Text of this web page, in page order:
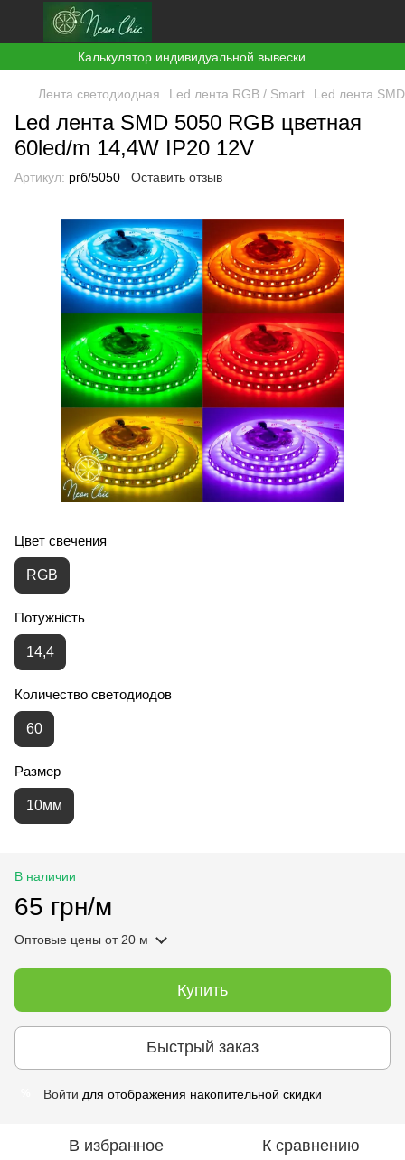
Калькулятор индивидуальной вывески
Лента светодиодная Led лента RGB / Smart Led лента
Led лента SMD 5050 RGB цветная
60led/m 14,4W IP20 12V
Артикул: ргб/5050 Оставить отзыв
Цвет свечения
RGB
Потужність
14,4
Количество светодиодов
60
Размер
10мм
В наличии
65 грн/м
Оптовые цены от 20 м
Купить
Быстрый заказ
Войти для отображения накопительной скидки
В избранное К сравнению